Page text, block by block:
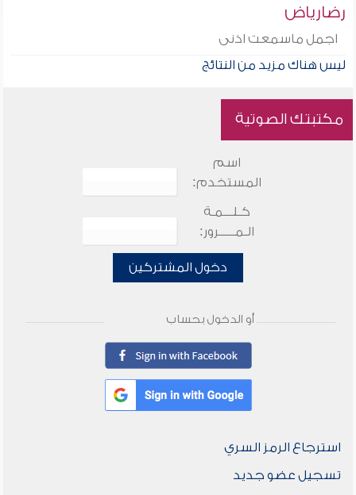
رضارياض
اجمل ماسمعت اذنى
ليس هناك مزيد من النتائج
مكتبتك الصوتية
اسم
المستخدم:
كـلـــمـة
الـمـــــرور:
دخول المشتركين
أو الدخول بحساب
استرجاع الرمز السري
تسجيل عضو جديد